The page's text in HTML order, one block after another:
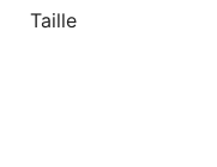
Taille